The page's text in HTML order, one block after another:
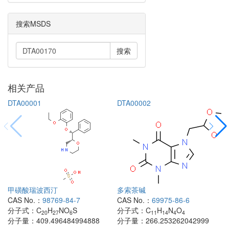
搜索MSDS
搜索
相关产品
DTA00001
甲磺酸瑞波西汀
CAS No.： 98769-84-7
分子式： C20H27NO6S
分子量： 409.496484994888
DTA00002
多索茶碱
CAS No.： 69975-86-6
分子式： C11 H14N4O4
分子量： 266.253262042999